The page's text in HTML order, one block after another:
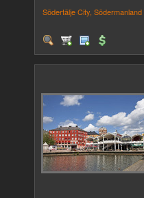
Södertälje City, Södermanland